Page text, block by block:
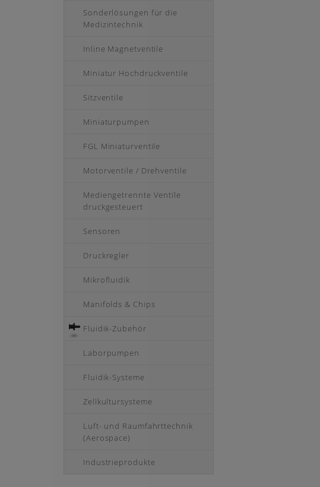
Sonderlösungen für die
Medizintechnik
Inline Magnetventile
Miniatur Hochdruckventile
Sitzventile
Miniaturpumpen
FGL Miniaturventile
Motorventile / Drehventile
Mediengetrennte Ventile
druckgesteuert
Sensoren
Druckregler
Mikrofluidik
Manifolds & Chips
Fluidik-Zubehör
Laborpumpen
Fluidik-Systeme
Zellkultursysteme
Luft- und Raumfahrttechnik
(Aerospace)
Industrieprodukte